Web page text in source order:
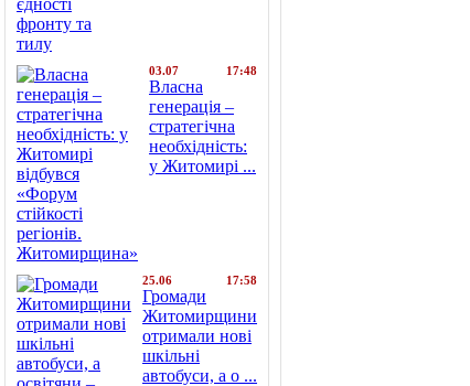
03.07 17:48
Власна
генерація –
стратегічна
необхідність:
у Житомирі ...
25.06 17:58
Громади
Житомирщини
отримали нові
шкільні
автобуси, а о ...